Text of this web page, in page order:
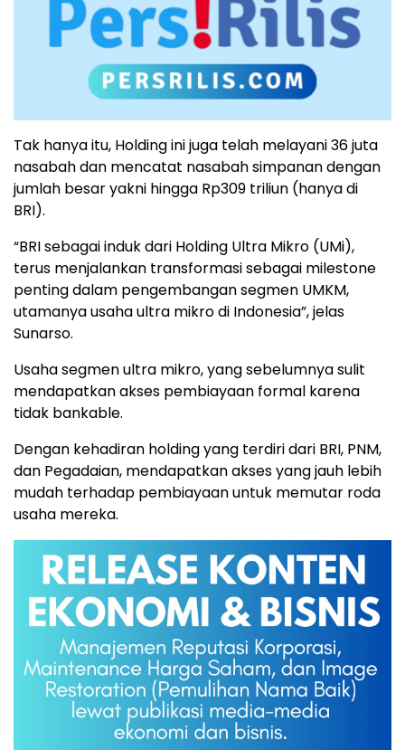
Tak hanya itu, Holding ini juga telah melayani 36 juta
nasabah dan mencatat nasabah simpanan dengan
jumlah besar yakni hingga Rp309 triliun (hanya di
BRI).
“BRI sebagai induk dari Holding Ultra Mikro (UMi),
terus menjalankan transformasi sebagai milestone
penting dalam pengembangan segmen UMKM,
utamanya usaha ultra mikro di Indonesia”, jelas
Sunarso.
Usaha segmen ultra mikro, yang sebelumnya sulit
mendapatkan akses pembiayaan formal karena
tidak bankable.
Dengan kehadiran holding yang terdiri dari BRI, PNM,
dan Pegadaian, mendapatkan akses yang jauh lebih
mudah terhadap pembiayaan untuk memutar roda
usaha mereka.